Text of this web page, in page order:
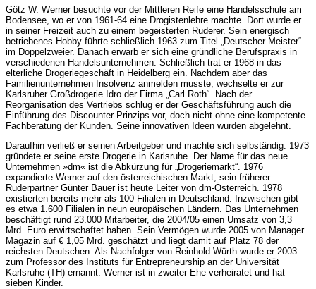
Götz W. Werner besuchte vor der Mittleren Reife eine Handelsschule am
Bodensee, wo er von 1961-64 eine Drogistenlehre machte. Dort wurde er
in seiner Freizeit auch zu einem begeisterten Ruderer. Sein energisch
betriebenes Hobby führte schließlich 1963 zum Titel „Deutscher Meister“
im Doppelzweier. Danach erwarb er sich eine gründliche Berufspraxis in
verschiedenen Handelsunternehmen. Schließlich trat er 1968 in das
elterliche Drogeriegeschäft in Heidelberg ein. Nachdem aber das
Familienunternehmen Insolvenz anmelden musste, wechselte er zur
Karlsruher Großdrogerie Idro der Firma „Carl Roth“. Nach der
Reorganisation des Vertriebs schlug er der Geschäftsführung auch die
Einführung des Discounter-Prinzips vor, doch nicht ohne eine kompetente
Fachberatung der Kunden. Seine innovativen Ideen wurden abgelehnt.
Daraufhin verließ er seinen Arbeitgeber und machte sich selbständig. 1973
gründete er seine erste Drogerie in Karlsruhe. Der Name für das neue
Unternehmen »dm« ist die Abkürzung für „Drogeriemarkt“. 1976
expandierte Werner auf den österreichischen Markt, sein früherer
Ruderpartner Günter Bauer ist heute Leiter von dm-Österreich. 1978
existierten bereits mehr als 100 Filialen in Deutschland. Inzwischen gibt
es etwa 1.600 Filialen in neun europäischen Ländern. Das Unternehmen
beschäftigt rund 23.000 Mitarbeiter, die 2004/05 einen Umsatz von 3,3
Mrd. Euro erwirtschaftet haben. Sein Vermögen wurde 2005 von Manager
Magazin auf € 1,05 Mrd. geschätzt und liegt damit auf Platz 78 der
reichsten Deutschen. Als Nachfolger von Reinhold Würth wurde er 2003
zum Professor des Instituts für Entrepreneurship an der Universität
Karlsruhe (TH) ernannt. Werner ist in zweiter Ehe verheiratet und hat
sieben Kinder.